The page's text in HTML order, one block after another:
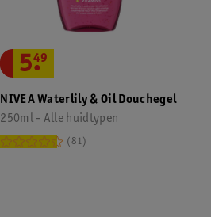
NIVEA Waterlily & Oil Douchegel
250ml - Alle huidtypen
5.
49
81